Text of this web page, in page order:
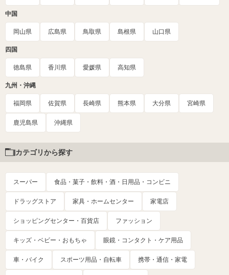
中国
岡山県 広島県 鳥取県 島根県 山口県
四国
徳島県 香川県 愛媛県 高知県
九州・沖縄
福岡県 佐賀県 長崎県 熊本県 大分県 宮崎県
鹿児島県 沖縄県
カテゴリから探す
スーパー 食品・菓子・飲料・酒・日用品・コンビニ
ドラッグストア 家具・ホームセンター 家電店
ショッピングセンター・百貨店 ファッション
キッズ・ベビー・おもちゃ 眼鏡・コンタクト・ケア用品
車・バイク スポーツ用品・自転車 携帯・通信・家電